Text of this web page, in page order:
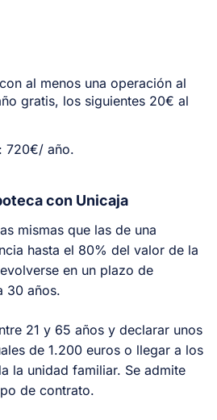
al menos una operación al
gratis, los siguientes 20€ al
720€/ año.
con Unicaja
mismas que las de una
hasta el 80% del valor de la
en un plazo de
30 años.
21 y 65 años y declarar unos
de 1.200 euros o llegar a los
la unidad familiar. Se admite
de contrato.